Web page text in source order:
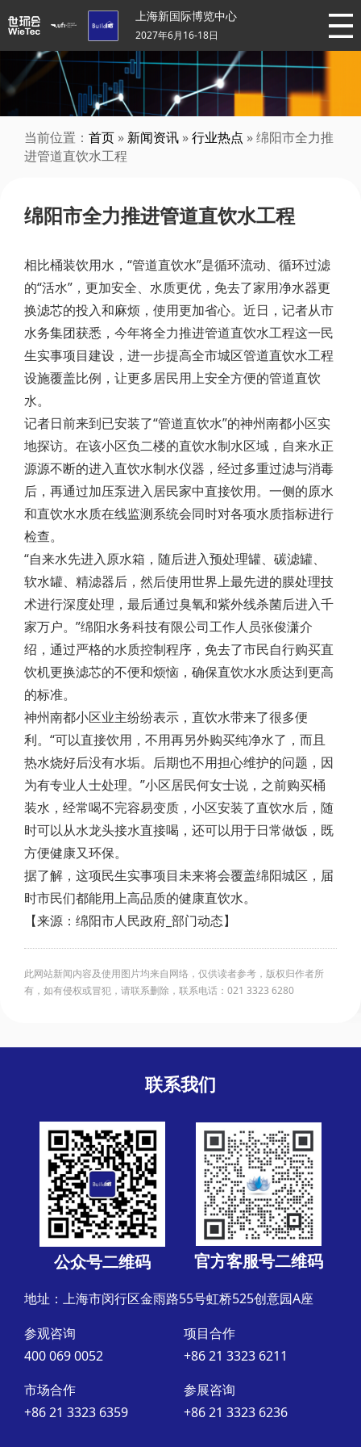
上海新国际博览中心
2027年6月16-18日
当前位置： 首页 » 新闻资讯 »行业热点 » 绵阳市全力推
进管道直饮水工程
绵阳市全力推进管道直饮水工程
相比桶装饮用水，“管道直饮水”是循环流动、循环过滤
的“活水”，更加安全、水质更优，免去了家用净水器更
换滤芯的投入和麻烦，使用更加省心。近日，记者从市
水务集团获悉，今年将全力推进管道直饮水工程这一民
生实事项目建设，进一步提高全市城区管道直饮水工程
设施覆盖比例，让更多居民用上安全方便的管道直饮
水。
记者日前来到已安装了“管道直饮水”的神州南都小区实
地探访。在该小区负二楼的直饮水制水区域，自来水正
源源不断的进入直饮水制水仪器，经过多重过滤与消毒
后，再通过加压泵进入居民家中直接饮用。一侧的原水
和直饮水水质在线监测系统会同时对各项水质指标进行
检查。
“自来水先进入原水箱，随后进入预处理罐、碳滤罐、
软水罐、精滤器后，然后使用世界上最先进的膜处理技
术进行深度处理，最后通过臭氧和紫外线杀菌后进入千
家万户。”绵阳水务科技有限公司工作人员张俊潇介
绍，通过严格的水质控制程序，免去了市民自行购买直
饮机更换滤芯的不便和烦恼，确保直饮水水质达到更高
的标准。
神州南都小区业主纷纷表示，直饮水带来了很多便
利。“可以直接饮用，不用再另外购买纯净水了，而且
热水烧好后没有水垢。后期也不用担心维护的问题，因
为有专业人士处理。”小区居民何女士说，之前购买桶
装水，经常喝不完容易变质，小区安装了直饮水后，随
时可以从水龙头接水直接喝，还可以用于日常做饭，既
方便健康又环保。
据了解，这项民生实事项目未来将会覆盖绵阳城区，届
时市民们都能用上高品质的健康直饮水。
【来源：绵阳市人民政府_部门动态】
此网站新闻内容及使用图片均来自网络，仅供读者参考，版权归作者所
有，如有侵权或冒犯，请联系删除，联系电话：021 3323 6280
联系我们
公众号二维码 官方客服号二维码
地址：上海市闵行区金雨路55号虹桥525创意园A座
参观咨询
400 069 0052
项目合作
+86 21 3323 6211
市场合作
+86 21 3323 6359
参展咨询
+86 21 3323 6236